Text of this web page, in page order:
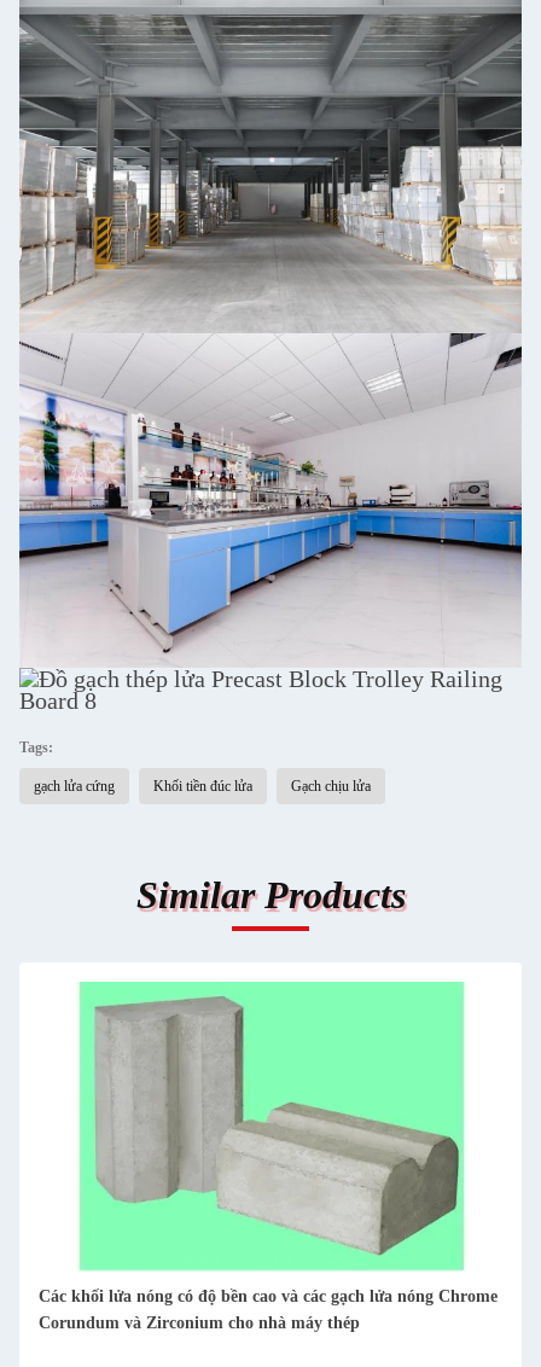
Tags:
gạch lửa cứng Khối tiền đúc lửa Gạch chịu lửa
Similar Products
Đồ gạch chế tạo sẵn lửa trắng hoặc tùy chỉnh